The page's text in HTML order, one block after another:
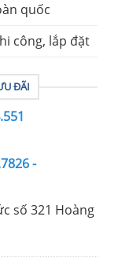
quốc
công, lắp đặt
ĐÃI
-
số 321 Hoàng